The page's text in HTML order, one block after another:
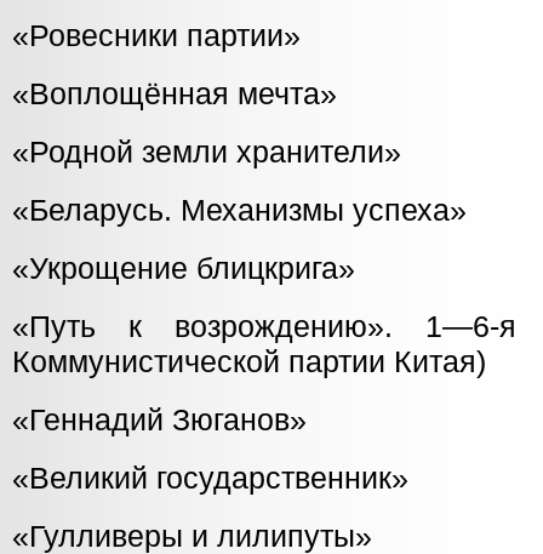
«Ровесники партии»
«Воплощённая мечта»
«Родной земли хранители»
«Беларусь. Механизмы успеха»
«Укрощение блицкрига»
«Путь к возрождению». 1—6-я
Коммунистической партии Китая)
«Геннадий Зюганов»
«Великий государственник»
«Гулливеры и лилипуты»